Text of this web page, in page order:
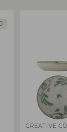
CREATIVE